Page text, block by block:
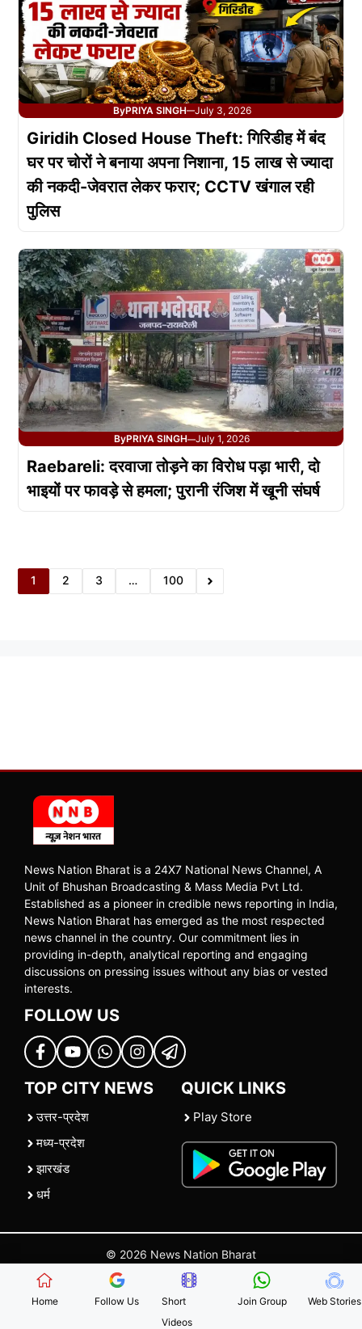
ByPRIYA SINGH—July 3, 2026
Giridih Closed House Theft: गिरिडीह में बंद
घर पर चोरों ने बनाया अपना निशाना, 15 लाख से ज्यादा
की नकदी-जेवरात लेकर फरार; CCTV खंगाल रही
पुलिस
ByPRIYA SINGH—July 1, 2026
Raebareli: दरवाजा तोड़ने का विरोध पड़ा भारी, दो
भाइयों पर फावड़े से हमला; पुरानी रंजिश में खूनी संघर्ष
1 2 3 … 100
News Nation Bharat is a 24X7 National News Channel, A
Unit of Bhushan Broadcasting & Mass Media Pvt Ltd.
Established as a pioneer in credible news reporting in India,
News Nation Bharat has emerged as the most respected
news channel in the country. Our commitment lies in
providing in-depth, analytical reporting and engaging
discussions on pressing issues without any bias or vested
interests.
FOLLOW US
TOP CITY NEWS
उत्तर-प्रदेश
मध्य-प्रदेश
झारखंड
धर्म
QUICK LINKS
Play Store
© 2026 News Nation Bharat
| |Contact Us |Policies Terms and Conditions
Home Follow Us
Short
Videos
Join Group Web Stories